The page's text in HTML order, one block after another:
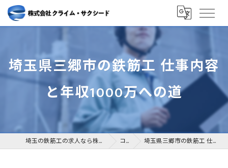
埼玉県三郷市の鉄筋工 仕事内容
と年収1000万への道
埼玉の鉄筋工の求人なら株式会社クライム・サクシード コラム 埼玉県三郷市の鉄筋工 仕事内容と年収1000万への道